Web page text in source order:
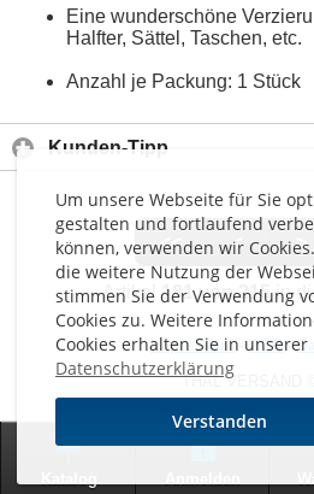
Um unsere Webseite für Sie
gestalten und fortlaufend
können, verwenden wir
die weitere Nutzung der
stimmen Sie der Verwendung
Cookies zu. Weitere
Cookies erhalten Sie in unserer
Datenschutzerklärung
Verstanden
Eine wunderschöne
Halfter, Sättel, Taschen, etc.
Anzahl je Packung: 1 Stück
Kunden-Tipp
<< < >
Artikel181 von 215in
Impressum-AGB-
THAL VERSAND ©
Alle Preise inkl. MwSt.
Zur klassischen